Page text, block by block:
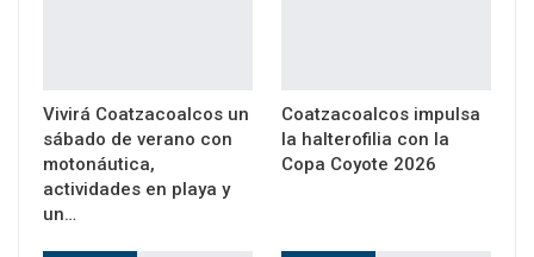
Vivirá Coatzacoalcos un
sábado de verano con
motonáutica,
actividades en playa y
un…
Coatzacoalcos impulsa
la halterofilia con la
Copa Coyote 2026